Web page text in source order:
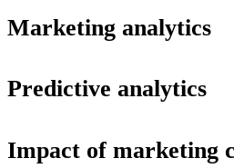
Marketing analytics
Predictive analytics
Impact of marketing